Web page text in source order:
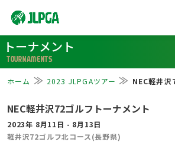
トーナメント
TOURNAMENTS
ホーム 2023 JLPGAツアー NEC軽井沢
NEC軽井沢72ゴルフトーナメント
2023年 8月11日 - 8月13日
軽井沢72ゴルフ北コース(長野県)